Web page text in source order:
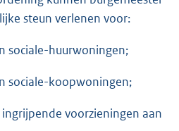
steun verlenen voor:
sociale-huurwoningen;
sociale-koopwoningen;
voorzieningen aan